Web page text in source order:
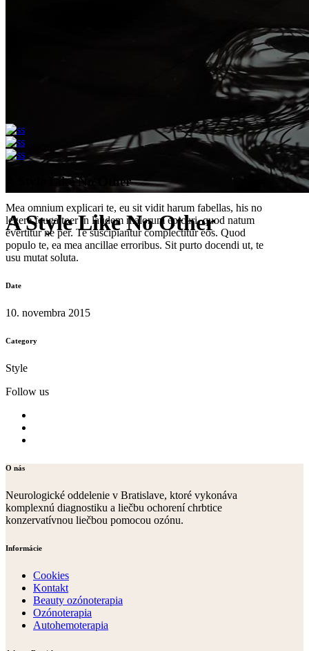
A Style Like No Other
A Style Like No Other
Mea omnium explicari te, eu sit vidit harum fabellas, his no
legere feugaitoer in laudem malorum epicuri, quod natum
evertitur ne per. Te suscipiantur complectitur eos. Quod
populo te, ea mea ancillae erroribus. Sit purto docendi ut, te
usu mutat soluta.
Date
10. novembra 2015
Category
Style
Follow us
O nás
Neurologické oddelenie v Bratislave, ktoré vykonáva
komplexnú diagnostiku a liečbu ochorení chrbtice
konzervatívnou liečbou pomocou ozónu.
Informácie
Cookies
Kontakt
Beauty ozónoterapia
Ozónoterapia
Autohemoterapia